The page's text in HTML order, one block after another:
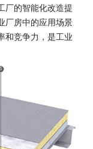
厂的智能化改造提
厂房中的应用场景
和竞争力，是工业